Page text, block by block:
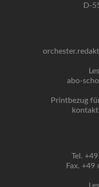
D-
abo-
Printbezug
Tel.
Fax.